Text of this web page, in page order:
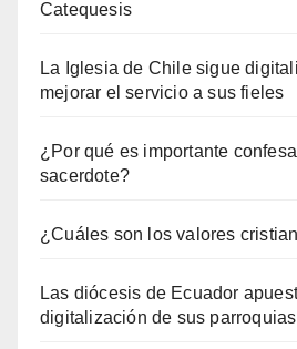
Catequesis
La Iglesia de Chile sigue
mejorar el servicio a sus fieles
¿Por qué es importante
sacerdote?
¿Cuáles son los valores
Las diócesis de Ecuador
digitalización de sus parroquias